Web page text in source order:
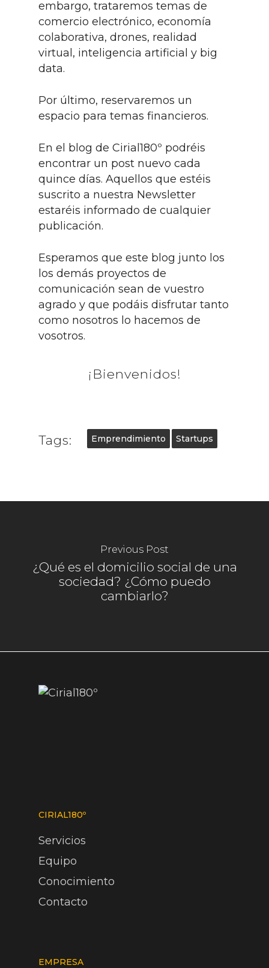
embargo, trataremos temas de
comercio electrónico, economía
colaborativa, drones, realidad
virtual, inteligencia artificial y big
data.
Por último, reservaremos un
espacio para temas financieros.
En el blog de Cirial180º podréis
encontrar un post nuevo cada
quince días. Aquellos que estéis
suscrito a nuestra Newsletter
estaréis informado de cualquier
publicación.
Esperamos que este blog junto los
los demás proyectos de
comunicación sean de vuestro
agrado y que podáis disfrutar tanto
como nosotros lo hacemos de
vosotros.
¡Bienvenidos!
Tags: Emprendimiento Startups
Previous Post
¿Qué es el domicilio social de una
sociedad? ¿Cómo puedo
cambiarlo?
CIRIAL180º
Servicios
Equipo
Conocimiento
Contacto
EMPRESA